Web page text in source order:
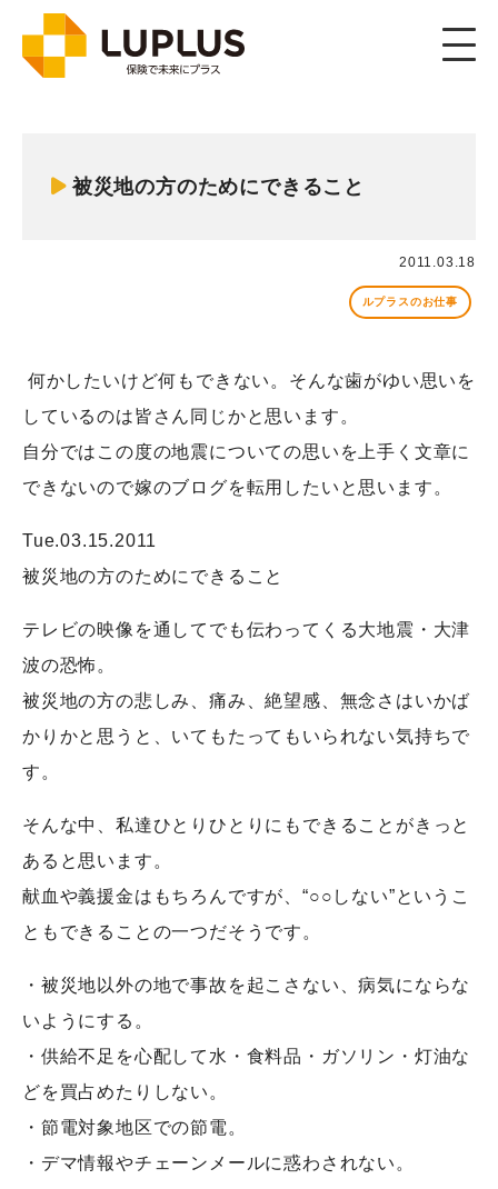
被災地の方のためにできること
2011.03.18
ルプラスのお仕事
何かしたいけど何もできない。そんな歯がゆい思いを
しているのは皆さん同じかと思います。
自分ではこの度の地震についての思いを上手く文章に
できないので嫁のブログを転用したいと思います。
Tue.03.15.2011
被災地の方のためにできること
テレビの映像を通してでも伝わってくる大地震・大津
波の恐怖。
被災地の方の悲しみ、痛み、絶望感、無念さはいかば
かりかと思うと、いてもたってもいられない気持ちで
す。
そんな中、私達ひとりひとりにもできることがきっと
あると思います。
献血や義援金はもちろんですが、“○○しない”というこ
ともできることの一つだそうです。
・被災地以外の地で事故を起こさない、病気にならな
いようにする。
・供給不足を心配して水・食料品・ガソリン・灯油な
どを買占めたりしない。
・節電対象地区での節電。
・デマ情報やチェーンメールに惑わされない。